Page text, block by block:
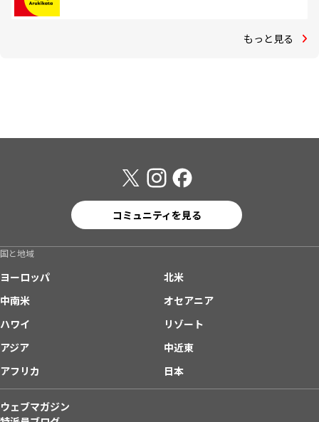
もっと見る
コミュニティを見る
国と地域
ヨーロッパ
北米
中南米
オセアニア
ハワイ
リゾート
アジア
中近東
アフリカ
日本
ウェブマガジン